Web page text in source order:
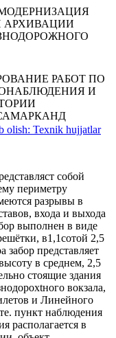
АРХИВАЦИИ
РАБОТ ПО
И
olish: Texnik hujjatlar
собой
периметру
разрывы в
входа и выхода
выполнен в виде
в1,1сотой 2,5
забор представляет
в среднем, 2,5
стоящие здания
вокзала,
и Линейного
пункт наблюдения
располагается в